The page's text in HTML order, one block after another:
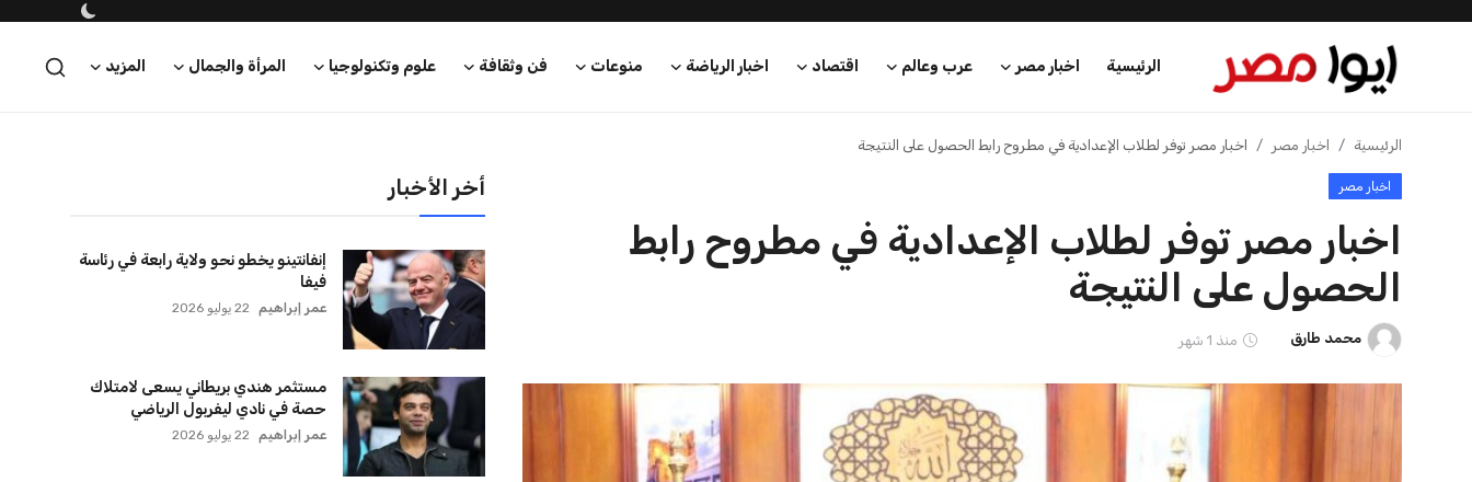
الرئيسية اخبار مصر عرب وعالم اقتصاد اخبار الرياضة منوعات فن وثقافة علوم وتكنولوجيا المرأة والجمال المزيد
الرئيسية
اخبار مصر
عرب وعالم
اخبار الرياضة
الرئيسية اخبار مصر اخبار مصر توفر لطلاب الإعدادية في مطروح رابط الحصول على النتيجة
اخبار مصر
اخبار مصر توفر لطلاب الإعدادية في مطروح رابط
الحصول على النتيجة
محمد طارق منذ 1 شهر
أخر الأخبار
إنفانتينو يخطو نحو ولاية رابعة في رئاسة
فيفا
عمر إبراهيم 22 يوليو 2026
مستثمر هندي بريطاني يسعى لامتلاك
حصة في نادي ليفربول الرياضي
عمر إبراهيم 22 يوليو 2026